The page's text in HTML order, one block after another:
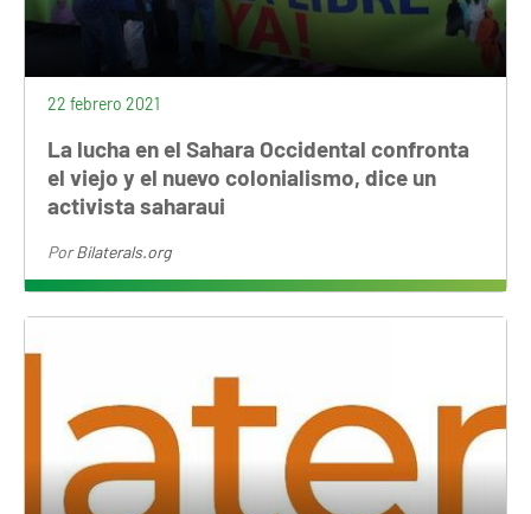
22 febrero 2021
La lucha en el Sahara Occidental confronta
el viejo y el nuevo colonialismo, dice un
activista saharaui
PorBilaterals.org